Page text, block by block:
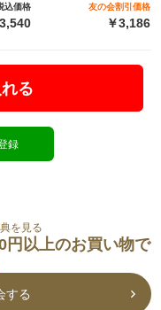
込価格 友の会割引価格
￥3,186
る
録
を見る
円以上のお買い物で
する